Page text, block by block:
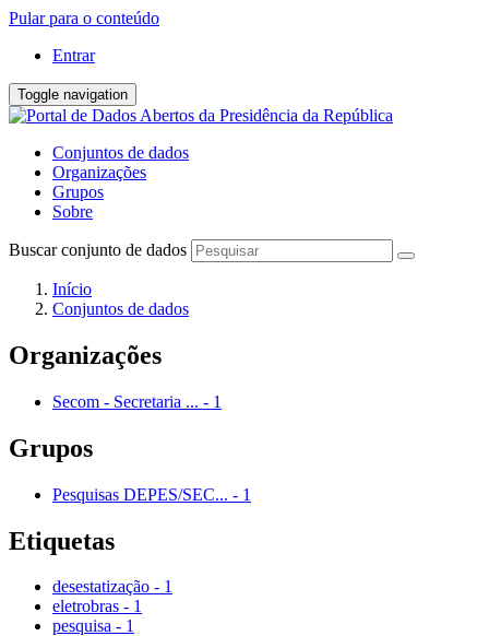
Pular para o conteúdo
Entrar
Toggle navigation
Conjuntos de dados
Organizações
Grupos
Sobre
Buscar conjunto de dados
Início
Conjuntos de dados
Organizações
Secom - Secretaria ... - 1
Grupos
Pesquisas DEPES/SEC... - 1
Etiquetas
desestatização - 1
eletrobras - 1
pesquisa - 1